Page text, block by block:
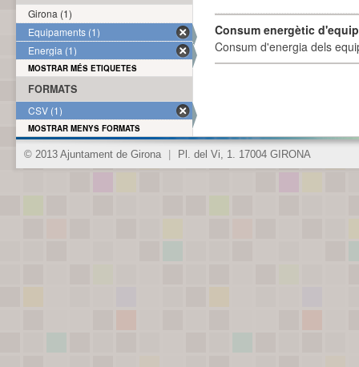
Consum energètic
Consum d'energia dels
Girona (1)
Equipaments (1)
Energia (1)
MOSTRAR MÉS ETIQUETES
FORMATS
CSV (1)
MOSTRAR MENYS FORMATS
© 2013 Ajuntament de Girona Pl. del Vi, 1. 17004 GIRONA